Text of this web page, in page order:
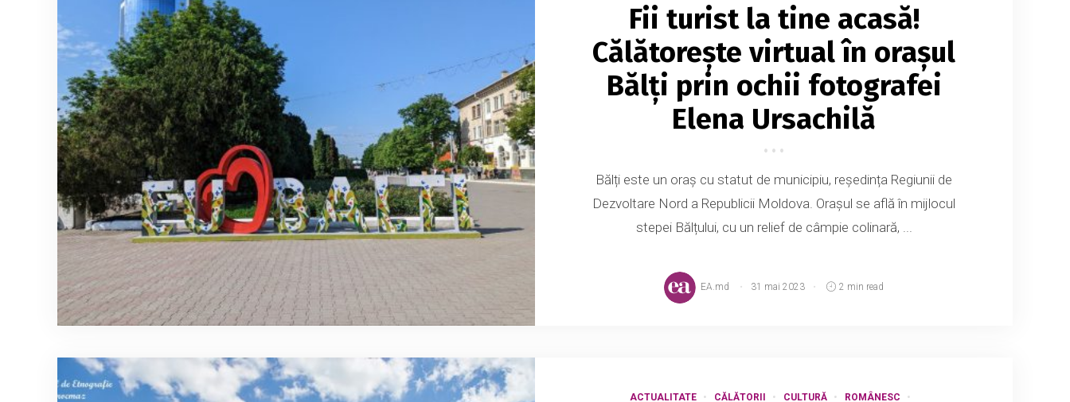
Fii turist la tine acasă!
Călătorește virtual în orașul
Bălți prin ochii fotografei
Elena Ursachilă
Bălți este un oraș cu statut de municipiu, reședința Regiunii de
Dezvoltare Nord a Republicii Moldova. Orașul se află în mijlocul
stepei Bălțului, cu un relief de câmpie colinară, ...
EA.md 31 mai 2023 2 min read
ACTUALITATE CĂLĂTORII CULTURĂ ROMÂNESC